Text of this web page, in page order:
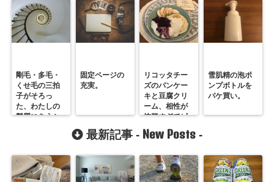
剛毛・多毛・
くせ毛の三拍
子がそろっ
た、わたしの
髪質にあうシ
固定ページの
充実。
リコッタチー
ズのパンケー
キと豆腐クリ
ーム、相性が
抜群すぎてビ
ックリ！むし
ろ生クリーム
も？
雪肌精の泡ポ
ンプボトルを
パケ買い。
最新記事 - New Posts -